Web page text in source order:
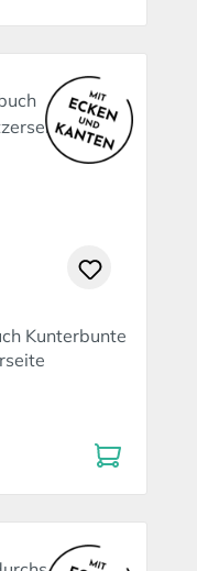
Kunterbunte